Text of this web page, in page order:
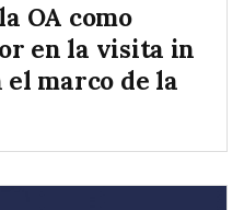
OA como
en la visita in
el marco de la